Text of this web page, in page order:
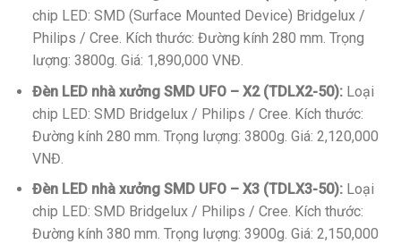
chip LED: SMD (Surface Mounted Device) Bridgelux /
Philips / Cree. Kích thước: Đường kính 280 mm. Trọng
lượng: 3800g. Giá: 1,890,000 VNĐ.
Đèn LED nhà xưởng SMD UFO – X2 (TDLX2-50):Loại
chip LED: SMD Bridgelux / Philips / Cree. Kích thước:
Đường kính 280 mm. Trọng lượng: 3800g. Giá: 2,120,000
VNĐ.
Đèn LED nhà xưởng SMD UFO – X3 (TDLX3-50):Loại
chip LED: SMD Bridgelux / Philips / Cree. Kích thước:
Đường kính 380 mm. Trọng lượng: 3900g. Giá: 2,150,000